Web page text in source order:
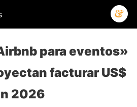
para eventos»
facturar US$
2026